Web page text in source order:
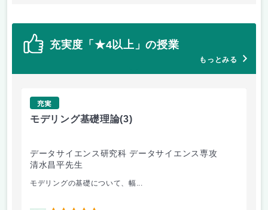
充実度「★4以上」の授業
もっとみる
充実
モデリング基礎理論(3)
データサイエンス研究科 データサイエンス専攻
清水昌平先生
モデリングの基礎について、幅...